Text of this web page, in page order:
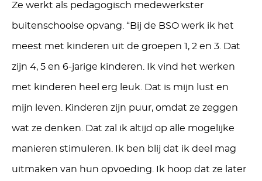
Ze werkt als pedagogisch medewerkster
buitenschoolse opvang. “Bij de BSO werk ik het
meest met kinderen uit de groepen 1, 2 en 3. Dat
zijn 4, 5 en 6-jarige kinderen. Ik vind het werken
met kinderen heel erg leuk. Dat is mijn lust en
mijn leven. Kinderen zijn puur, omdat ze zeggen
wat ze denken. Dat zal ik altijd op alle mogelijke
manieren stimuleren. Ik ben blij dat ik deel mag
uitmaken van hun opvoeding. Ik hoop dat ze later